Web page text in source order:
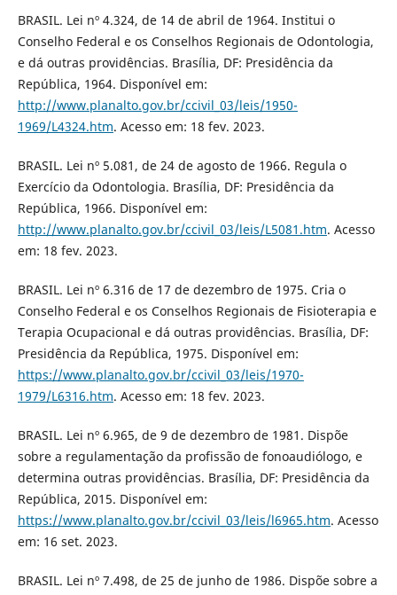
BRASIL. Lei nº 4.324, de 14 de abril de 1964. Institui o
Conselho Federal e os Conselhos Regionais de Odontologia,
e dá outras providências. Brasília, DF: Presidência da
República, 1964. Disponível em:
http://www.planalto.gov.br/ccivil_03/leis/1950-
1969/L4324.htm. Acesso em: 18 fev. 2023.
BRASIL. Lei nº 5.081, de 24 de agosto de 1966. Regula o
Exercício da Odontologia. Brasília, DF: Presidência da
República, 1966. Disponível em:
http://www.planalto.gov.br/ccivil_03/leis/L5081.htm. Acesso
em: 18 fev. 2023.
BRASIL. Lei nº 6.316 de 17 de dezembro de 1975. Cria o
Conselho Federal e os Conselhos Regionais de Fisioterapia e
Terapia Ocupacional e dá outras providências. Brasília, DF:
Presidência da República, 1975. Disponível em:
https://www.planalto.gov.br/ccivil_03/leis/1970-
1979/L6316.htm. Acesso em: 18 fev. 2023.
BRASIL. Lei nº 6.965, de 9 de dezembro de 1981. Dispõe
sobre a regulamentação da profissão de fonoaudiólogo, e
determina outras providências. Brasília, DF: Presidência da
República, 2015. Disponível em:
https://www.planalto.gov.br/ccivil_03/leis/l6965.htm. Acesso
em: 16 set. 2023.
BRASIL. Lei nº 7.498, de 25 de junho de 1986. Dispõe sobre a